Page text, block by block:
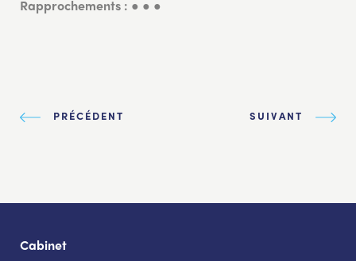
Rapprochements : ● ● ●
PRÉCÉDENT SUIVANT
Cabinet